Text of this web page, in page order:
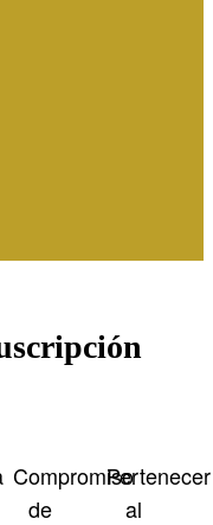
Compromiso
de
Pertenecer
al